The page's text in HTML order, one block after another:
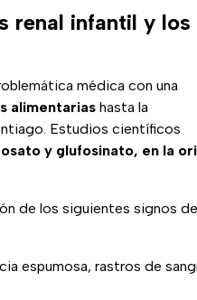
renal infantil y los
médica con una
alimentarias hasta la
Estudios científicos
y glufosinato, en la
de los siguientes signos de
espumosa, rastros de